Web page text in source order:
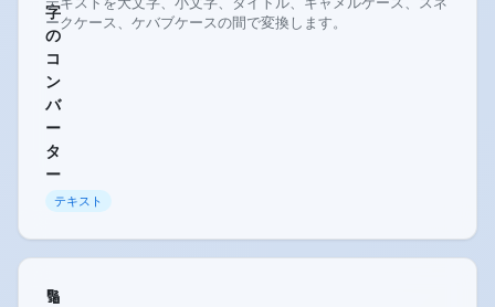
字
の
コ
ン
バ
ー
タ
ー
ークケース、ケバブケースの間で変換します。
テキスト
🔢